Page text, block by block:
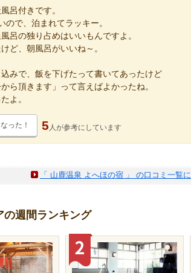
呂付きです。
ので、泊まれてラッキー。
呂の独り占めはいいもんですよ。
ど、朝風呂がいいね～。
みで、飯を下げたって書いてあったけど
から頂きます」って言えばよかったね。
よ。
った！ 5 人が参考にしています
「 山鹿温泉 よへほの宿 」 の口コミ一覧
の週間ランキング